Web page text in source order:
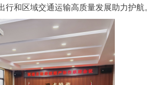
和区域交通运输高质量发展助力护航